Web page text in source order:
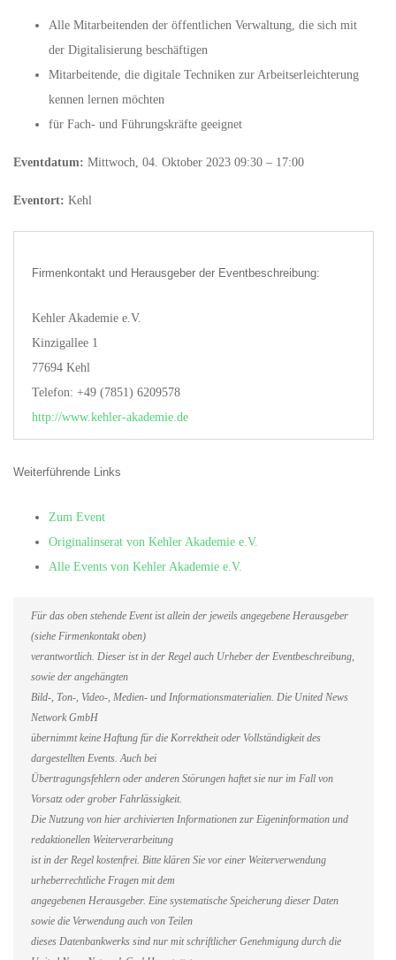
Alle Mitarbeitenden der öffentlichen Verwaltung, die sich mit
der Digitalisierung beschäftigen
Mitarbeitende, die digitale Techniken zur Arbeitserleichterung
kennen lernen möchten
für Fach- und Führungskräfte geeignet
Eventdatum: Mittwoch, 04. Oktober 2023 09:30 – 17:00
Eventort: Kehl
Firmenkontakt und Herausgeber der Eventbeschreibung:
Kehler Akademie e.V.
Kinzigallee 1
77694 Kehl
Telefon: +49 (7851) 6209578
http://www.kehler-akademie.de
Weiterführende Links
Zum Event
Originalinserat von Kehler Akademie e.V.
Alle Events von Kehler Akademie e.V.
Für das oben stehende Event ist allein der jeweils angegebene Herausgeber
(siehe Firmenkontakt oben)
verantwortlich. Dieser ist in der Regel auch Urheber der Eventbeschreibung,
sowie der angehängten
Bild-, Ton-, Video-, Medien- und Informationsmaterialien. Die United News
Network GmbH
übernimmt keine Haftung für die Korrektheit oder Vollständigkeit des
dargestellten Events. Auch bei
Übertragungsfehlern oder anderen Störungen haftet sie nur im Fall von
Vorsatz oder grober Fahrlässigkeit.
Die Nutzung von hier archivierten Informationen zur Eigeninformation und
redaktionellen Weiterverarbeitung
ist in der Regel kostenfrei. Bitte klären Sie vor einer Weiterverwendung
urheberrechtliche Fragen mit dem
angegebenen Herausgeber. Eine systematische Speicherung dieser Daten
sowie die Verwendung auch von Teilen
dieses Datenbankwerks sind nur mit schriftlicher Genehmigung durch die